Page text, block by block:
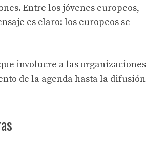
Entre los jóvenes europeos,
es claro: los europeos se
involucre a las organizaciones
de la agenda hasta la difusión